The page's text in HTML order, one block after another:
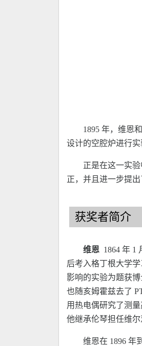
1895 年，维恩
设计的空腔炉进行
正是在这一实
正，并且进一步提出
获奖者简介
维恩 1864 年 1
后考入格丁根大学
影响的实验为题获
也随亥姆霍兹去了
用热电偶研究了测
他继承伦琴担任维
维恩在 1896 年